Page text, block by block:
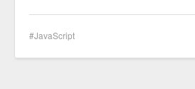
JavaScript